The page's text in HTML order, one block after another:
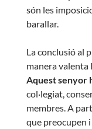
són les
barallar.
La conclusió al
manera valenta
Aquest senyor
col·legiat,
membres. A
que preocupen